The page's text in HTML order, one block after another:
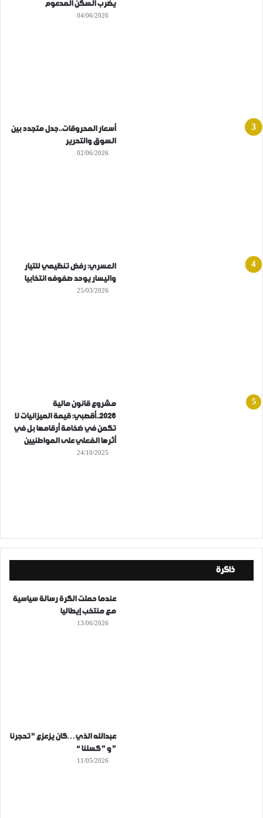
يضرب السكن المدعوم
04/06/2026
أسعار المحروقات..جدل متجدد بين
السوق والتحرير
02/06/2026
العسري: رفض تنظيمي للتيار
واليسار يوحد صفوفه انتخابيا
25/03/2026
مشروع قانون مالية
2026..أقصبي: قيمة الميزانيات لا
تكمن في ضخامة أرقامها بل في
أثرها الفعلي على المواطنيين
24/10/2025
ذاكرة
عندما حملت الكرة رسالة سياسية
مع منتخب إيطاليا
13/06/2026
عبدالله الذي…كان يزعزع ” تحجرنا
” و ” كسلنا “
11/05/2026